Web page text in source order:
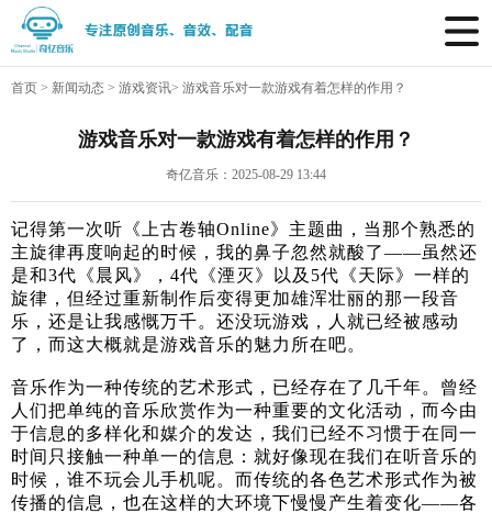
首页 > 新闻动态 > 游戏资讯> 游戏音乐对一款游戏有着怎样的作用？
游戏音乐对一款游戏有着怎样的作用？
奇亿音乐：2025-08-29 13:44
记得第一次听《上古卷轴Online》主题曲，当那个熟悉的
主旋律再度响起的时候，我的鼻子忽然就酸了——虽然还
是和3代《晨风》，4代《湮灭》以及5代《天际》一样的
旋律，但经过重新制作后变得更加雄浑壮丽的那一段音
乐，还是让我感慨万千。还没玩游戏，人就已经被感动
了，而这大概就是游戏音乐的魅力所在吧。
音乐作为一种传统的艺术形式，已经存在了几千年。曾经
人们把单纯的音乐欣赏作为一种重要的文化活动，而今由
于信息的多样化和媒介的发达，我们已经不习惯于在同一
时间只接触一种单一的信息：就好像现在我们在听音乐的
时候，谁不玩会儿手机呢。而传统的各色艺术形式作为被
传播的信息，也在这样的大环境下慢慢产生着变化——各